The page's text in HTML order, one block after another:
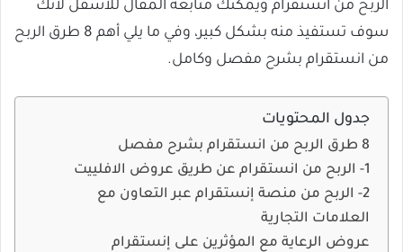
الربح من انستقرام ويمكنك متابعة المقال للأسفل لأنك
سوف تستفيذ منه بشكل كبير، وفي ما يلي أهم 8 طرق الربح
من انستقرام بشرح مفصل وكامل.
جدول المحتويات
8 طرق الربح من انستقرام بشرح مفصل
1- الربح من انستقرام عن طريق عروض الافلييت
2- الربح من منصة إنستقرام عبر التعاون مع
العلامات التجارية
عروض الرعاية مع المؤثرين على إنستقرام